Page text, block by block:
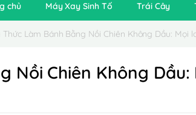
chủ Máy Xay Sinh Tố Trái Cây
Thức Làm Bánh Bằng Nồi Chiên Không Dầu: Mọi
Nồi Chiên Không